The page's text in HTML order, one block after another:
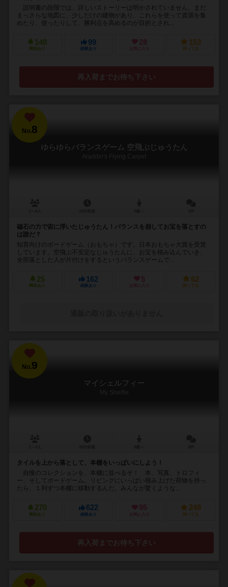
説明書の段階では、詳しいストーリーは明かされていません。まだ
まっさらな地図に、少しだけの建物があり、これらを使って資源を集
めたり、使ったりして、勝利点を高めるのが目的とされ...
148
興味あり
99
経験あり
28
お気に入り
153
持ってる
再入荷までお待ち下さい
No.8
ゆらゆらバランスゲーム 空飛ぶじゅうたん
Aladdin's Flying Carpet
磁石の力で宙に浮いたじゅうたん！バランスを崩してお宝を落とすの
は誰だ？
知育向けのボードゲーム（おもちゃ）です。日本おもちゃ大賞を受賞
しています。空飛ぶ不安定なじゅうたんに、お宝を積み込んでいき、
全部落とした人が片付けをするというバランスゲームで...
25
興味あり
162
経験あり
5
お気に入り
62
持ってる
No.9
マイシェルフィー
My Shelfie
タイルを上から落として、本棚をいっぱいにしよう！
自慢のコレクションを、本棚に並べるぞ！ 本、写真、トロフィ
ー、そしてボードゲーム。リビングにいっぱい積み上げた荷物を持っ
たら、１列ずつ本棚に移動するんだ。みんなが驚くような...
270
興味あり
622
経験あり
95
お気に入り
248
持ってる
再入荷までお待ち下さい